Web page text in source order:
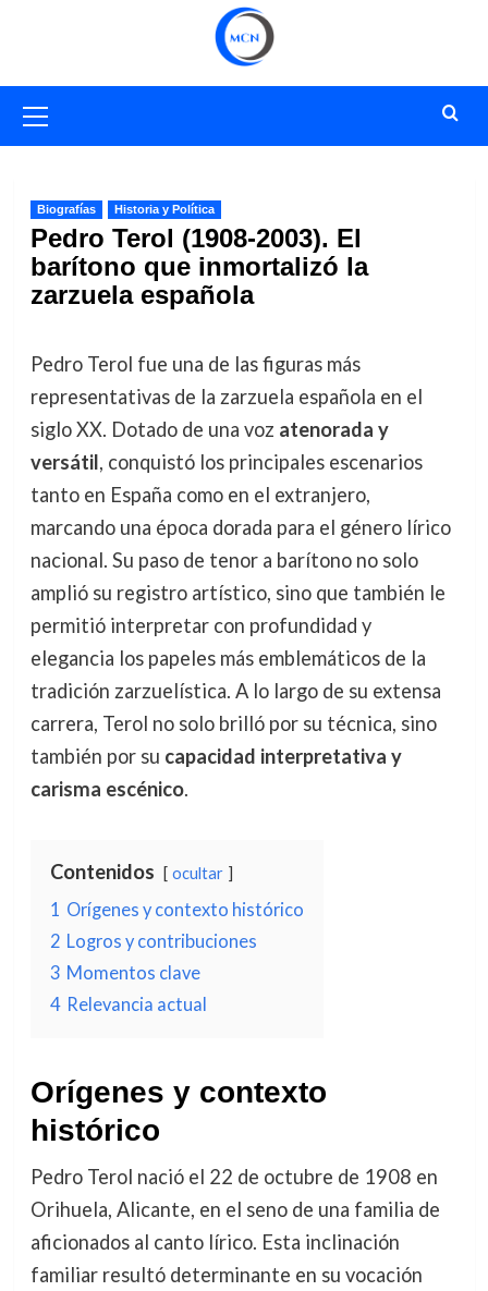
primario
Biografías Historia y Política
Pedro Terol (1908-2003). El
barítono que inmortalizó la
zarzuela española
Pedro Terol fue una de las figuras más
representativas de la zarzuela española en el
siglo XX. Dotado de una voz atenorada y
versátil, conquistó los principales escenarios
tanto en España como en el extranjero,
marcando una época dorada para el género lírico
nacional. Su paso de tenor a barítono no solo
amplió su registro artístico, sino que también le
permitió interpretar con profundidad y
elegancia los papeles más emblemáticos de la
tradición zarzuelística. A lo largo de su extensa
carrera, Terol no solo brilló por su técnica, sino
también por su capacidad interpretativa y
carisma escénico.
Contenidos ocultar
1 Orígenes y contexto histórico
2 Logros y contribuciones
3 Momentos clave
4 Relevancia actual
Orígenes y contexto
histórico
Pedro Terol nació el 22 de octubre de 1908 en
Orihuela, Alicante, en el seno de una familia de
aficionados al canto lírico. Esta inclinación
familiar resultó determinante en su vocación